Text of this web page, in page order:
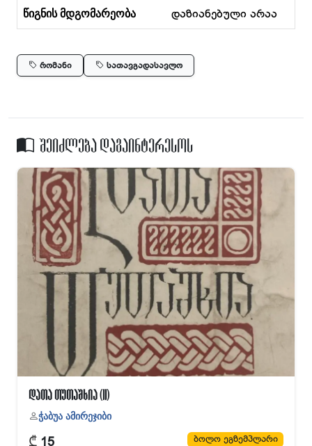
წიგნის მდგომარეობა დაზიანებული არაა
რომანი სათავგადასავლო
შეიძლება დაგაინტერესოს
დათა თუთაშხია (II)
ჭაბუა ამირეჯიბი
₾ 15 ბოლო ეგზემპლარი